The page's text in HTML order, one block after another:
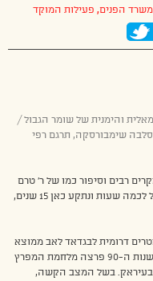
משרד הפנים, פעילות המוקד
והימנית של שומר הגבול /
שימבורסקה, תרגם רפי
רבים וסיפור כמו של ר’ טרם
פגשתי – סיפור של בן אדם שתכנן לעבור בישראל לכמה שעות ונתקע כאן 15 שנים,
עיר בעיראק שנמצאת 100 קילומטרים דרומית לבגדאד לאב ממוצא
מצרי ולאם עיראקית, בסוף שנות ה-70. בתחילת שנות ה-90 פרצה מלחמת המפרץ
בעיראק. בשל המצב הקשה,